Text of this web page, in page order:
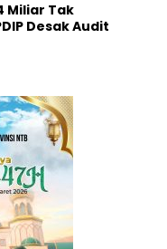
Miliar Tak
Desak Audit